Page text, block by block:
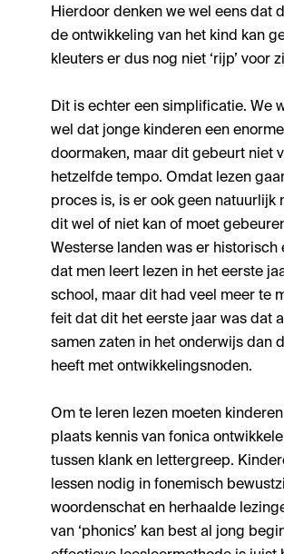
Hierdoor denken we wel eens dat
de ontwikkeling van het kind kan
kleuters er dus nog niet ‘rijp’ voor
Dit is echter een simplificatie. We
wel dat jonge kinderen een
doormaken, maar dit gebeurt niet
hetzelfde tempo. Omdat lezen
proces is, is er ook geen natuurlijk
dit wel of niet kan of moet
Westerse landen was er historisch
dat men leert lezen in het eerste
school, maar dit had veel meer te
feit dat dit het eerste jaar was dat
samen zaten in het onderwijs dan
heeft met ontwikkelingsnoden.
Om te leren lezen moeten
plaats kennis van fonica
tussen klank en lettergreep.
lessen nodig in fonemisch
woordenschat en herhaalde
van ‘phonics’ kan best al jong